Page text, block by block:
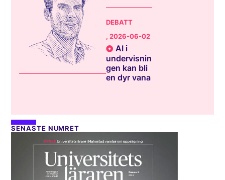
DEBATT
, 2026-06-02
AI i
undervisnin
gen kan bli
en dyr vana
SENASTE NUMRET